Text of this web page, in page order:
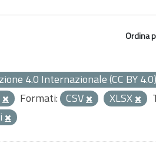
Ordina
4.0 Internazionale (CC BY 4.0)
Formati: CSV XLSX